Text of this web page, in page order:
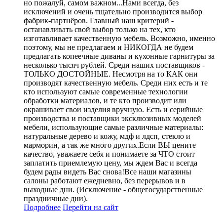
но пожалуй, самом важном...Нами всегда, без
исключений и очень тщательно производится выбор
фабрик-партнёров. Главный наш критерий -
останавливать свой выбор только на тех, кто
изготавливает качественную мебель. Возможно, именно
поэтому, мы не предлагаем и НИКОГДА не будем
предлагать копеечные диваны и кухонные гарнитуры за
несколько тысяч рублей. Среди наших поставщиков -
ТОЛЬКО ДОСТОЙНЫЕ. Несмотря на то КАК они
производят качественную мебель. Среди них есть и те
кто используют самые современные технологии
обработки материалов, и те кто производит или
окрашивает свои изделия вручную. Есть и серийные
производства и поставщики эксклюзивных моделей
мебели, использующие самые различные материалы:
натуральные дерево и кожу, мдф и лдсп, стекло и
марморин, а так же много других.Если ВЫ цените
качество, уважаете себя и понимаете за ЧТО стоит
заплатить приемлемую цену, мы ждем Вас и всегда
будем рады видеть Вас снова!Все наши магазины
салоны работают ежедневно, без перерывов и в
выходные дни. (Исключение - общегосударственные
праздничные дни).
Подробнее Перейти на сайт